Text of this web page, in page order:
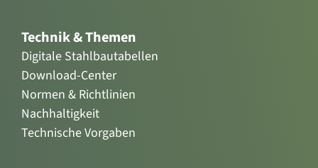
Technik & Themen
Digitale Stahlbautabellen
Download-Center
Normen & Richtlinien
Nachhaltigkeit
Technische Vorgaben